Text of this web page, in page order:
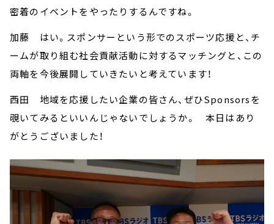
密着のイベントをやったりするんですね。
加藤 はい。スポンサーという形でのスポーツ応援と、チ
ームが取り組む社会貢献活動に対するマッチングと、この
両軸を今後展開していきたいと考えています！
西田 地域を応援したい企業の皆さん、ぜひSponsorsを
覗いてみるといいんじゃないでしょうか。 本日はあり
がとうございました！